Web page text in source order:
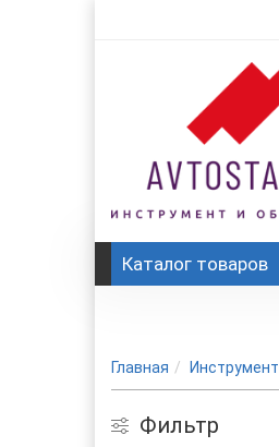
Каталог товаров
Главная Инструмент
Фильтр